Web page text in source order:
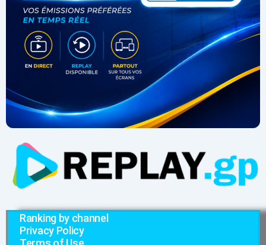
Ranking by channel
Privacy Policy